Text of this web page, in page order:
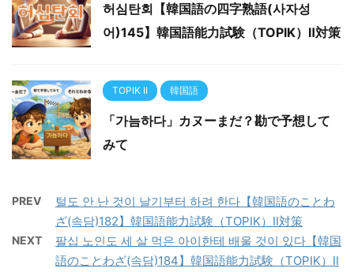
허심탄회【韓国語の四字熟語(사자성
어)145】韓国語能力試験（TOPIK）Ⅱ対策
TOPIK II 韓国語
「가늠하다」カヌーまだ？勘で予想して
みて
PREV
털도 안 난 것이 날기부터 하려 한다【韓国語のことわ
ざ(속담)182】韓国語能力試験（TOPIK）Ⅱ対策
NEXT
팔십 노인도 세 살 먹은 아이한테 배울 것이 있다【韓国
語のことわざ(속담)184】韓国語能力試験（TOPIK）Ⅱ